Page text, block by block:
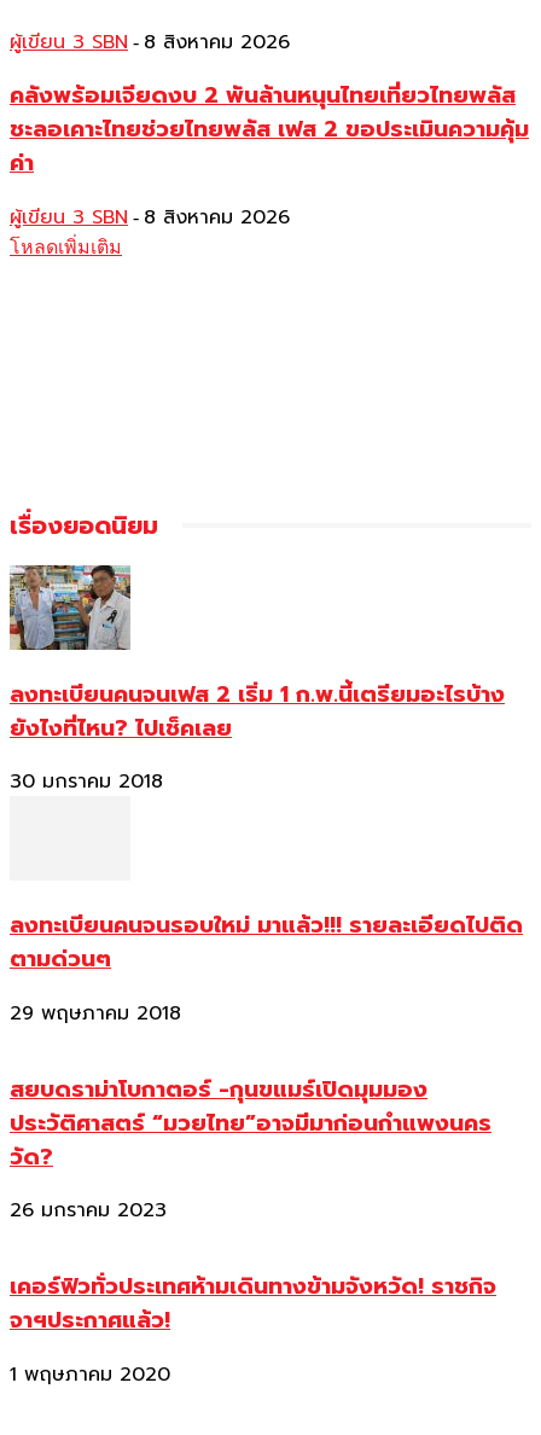
ผู้เขียน 3 SBN - 8 สิงหาคม 2026
คลังพร้อมเจียดงบ 2 พันล้านหนุนไทยเที่ยวไทยพลัส
ชะลอเคาะไทยช่วยไทยพลัส เฟส 2 ขอประเมินความคุ้ม
ค่า
ผู้เขียน 3 SBN - 8 สิงหาคม 2026
โหลดเพิ่มเติม
เรื่องยอดนิยม
ลงทะเบียนคนจนเฟส 2 เริ่ม 1 ก.พ.นี้เตรียมอะไรบ้าง
ยังไงที่ไหน? ไปเช็คเลย
30 มกราคม 2018
ลงทะเบียนคนจนรอบใหม่ มาแล้ว!!! รายละเอียดไปติด
ตามด่วนๆ
29 พฤษภาคม 2018
สยบดราม่าโบกาตอร์ -กุนขแมร์เปิดมุมมอง
ประวัติศาสตร์ “มวยไทย”อาจมีมาก่อนกำแพงนคร
วัด?
26 มกราคม 2023
เคอร์ฟิวทั่วประเทศห้ามเดินทางข้ามจังหวัด! ราชกิจ
จาฯประกาศแล้ว!
1 พฤษภาคม 2020